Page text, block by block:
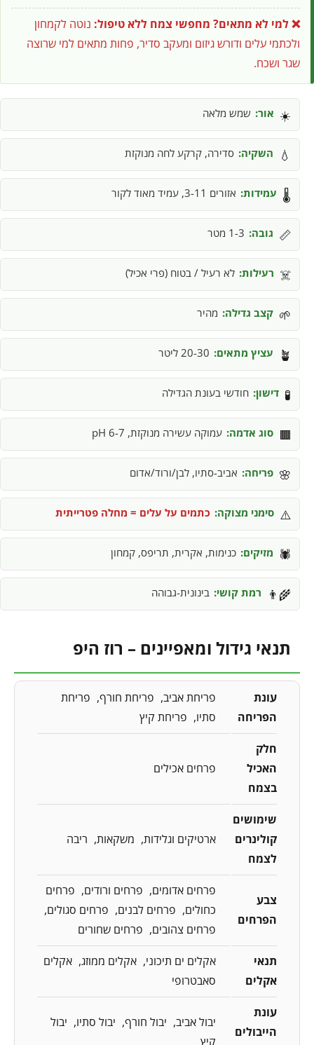
❌ למי לא מתאים? מחפשי צמח ללא טיפול: נוטה לקמחון
ולכתמי עלים ודורש גיזום ומעקב סדיר, פחות מתאים למי שרוצה
שגר ושכח.
☀️ אור: שמש מלאה
💧 השקיה: סדירה, קרקע לחה מנוקזת
🌡️ עמידות: אזורים 3-11, עמיד מאוד לקור
📏 גובה: 1-3 מטר
☠️ רעילות: לא רעיל / בטוח (פרי אכיל)
🌱 קצב גדילה: מהיר
🪴 עציץ מתאים: 20-30 ליטר
🧪 דישון: חודשי בעונת הגדילה
🟫 סוג אדמה: עמוקה עשירה מנוקזת, pH 6-7
🌸 פריחה: אביב-סתיו, לבן/ורוד/אדום
⚠️ סימני מצוקה: כתמים על עלים = מחלה פטרייתית
🕷️ מזיקים: כנימות, אקרית, תריפס, קמחון
👨‍🌾 רמת קושי: בינונית-גבוהה
תנאי גידול ומאפיינים – רוז היפ
עונת
הפריחה
פריחת אביב פריחת חורף
פריחת
סתיו
פריחת קיץ
חלק
האכיל
בצמח
פרחים אכילים
שימושים
קולינרים
לצמח
ארטיקים וגלידות משקאות ריבה
צבע
הפרחים
פרחים אדומים פרחים ורודים
פרחים
כחולים
פרחים לבנים
פרחים סגולים
פרחים צהובים
פרחים שחורים
תנאי
אקלים
אקלים ים תיכוני אקלים ממוזג אקלים
סאבטרופי
עונת
הייבולים
יבול אביב יבול חורף יבול סתיו
יבול
קיץ